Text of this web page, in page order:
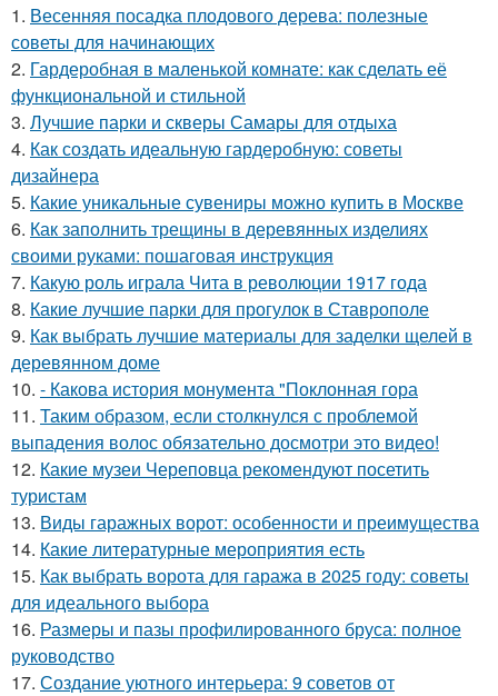
1. Весенняя посадка плодового дерева: полезные
советы для начинающих
2. Гардеробная в маленькой комнате: как сделать её
функциональной и стильной
3. Лучшие парки и скверы Самары для отдыха
4. Как создать идеальную гардеробную: советы
дизайнера
5. Какие уникальные сувениры можно купить в Москве
6. Как заполнить трещины в деревянных изделиях
своими руками: пошаговая инструкция
7. Какую роль играла Чита в революции 1917 года
8. Какие лучшие парки для прогулок в Ставрополе
9. Как выбрать лучшие материалы для заделки щелей в
деревянном доме
10. - Какова история монумента "Поклонная гора
11. Таким образом, если столкнулся с проблемой
выпадения волос обязательно досмотри это видео!
12. Какие музеи Череповца рекомендуют посетить
туристам
13. Виды гаражных ворот: особенности и преимущества
14. Какие литературные мероприятия есть
15. Как выбрать ворота для гаража в 2025 году: советы
для идеального выбора
16. Размеры и пазы профилированного бруса: полное
руководство
17. Создание уютного интерьера: 9 советов от